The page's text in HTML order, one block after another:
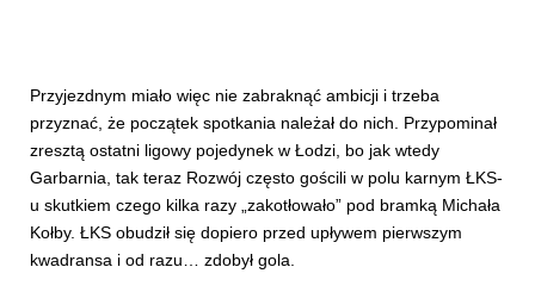
Przyjezdnym miało więc nie zabraknąć ambicji i trzeba
przyznać, że początek spotkania należał do nich. Przypominał
zresztą ostatni ligowy pojedynek w Łodzi, bo jak wtedy
Garbarnia, tak teraz Rozwój często gościli w polu karnym ŁKS-
u skutkiem czego kilka razy „zakotłowało” pod bramką Michała
Kołby. ŁKS obudził się dopiero przed upływem pierwszym
kwadransa i od razu… zdobył gola.